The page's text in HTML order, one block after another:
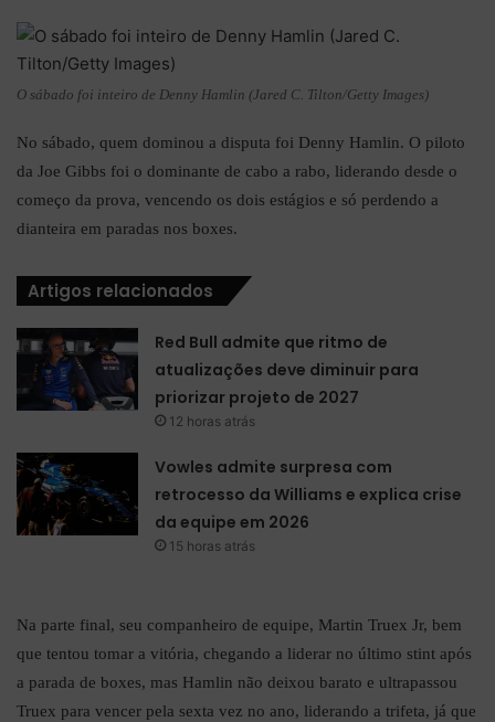
O sábado foi inteiro de Denny Hamlin (Jared C. Tilton/Getty Images)
No sábado, quem dominou a disputa foi Denny Hamlin. O piloto
da Joe Gibbs foi o dominante de cabo a rabo, liderando desde o
começo da prova, vencendo os dois estágios e só perdendo a
dianteira em paradas nos boxes.
Artigos relacionados
Red Bull admite que ritmo de
atualizações deve diminuir para
priorizar projeto de 2027
12 horas atrás
Vowles admite surpresa com
retrocesso da Williams e explica crise
da equipe em 2026
15 horas atrás
Na parte final, seu companheiro de equipe, Martin Truex Jr, bem
que tentou tomar a vitória, chegando a liderar no último stint após
a parada de boxes, mas Hamlin não deixou barato e ultrapassou
Truex para vencer pela sexta vez no ano, liderando a trifeta, já que